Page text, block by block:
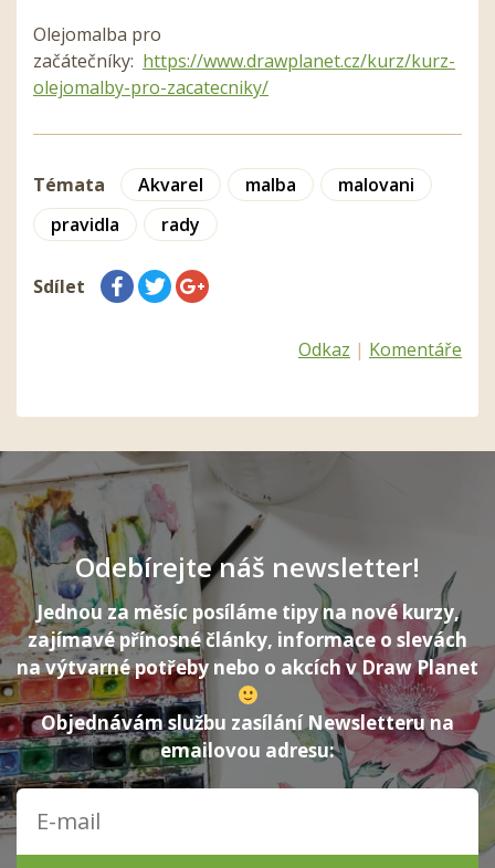
Olejomalba pro
začátečníky: https://www.drawplanet.cz/kurz/kurz-
olejomalby-pro-zacatecniky/
Témata Akvarel malba
malovani
pravidla
rady
Sdílet
Odkaz | Komentáře
Odebírejte náš newsletter!
Jednou za měsíc posíláme tipy na nové kurzy,
zajímavé přínosné články, informace o slevách
na výtvarné potřeby nebo o akcích v Draw Planet
Objednávám službu zasílání Newsletteru na
emailovou adresu: